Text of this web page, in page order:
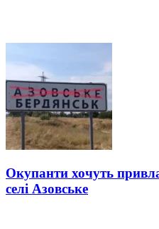
Окупанти хочуть
селі Азовське